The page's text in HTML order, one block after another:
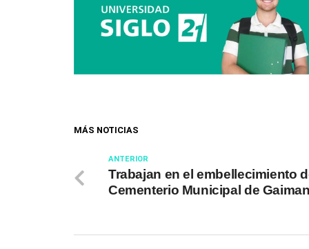
MÁS NOTICIAS
ANTERIOR
Trabajan en el embellecimiento
Cementerio Municipal de